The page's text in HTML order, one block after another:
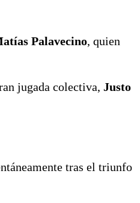
Palavecino, quien
jugada colectiva, Justo
tras el triunfo